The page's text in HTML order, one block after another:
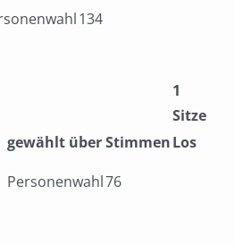
134
1
Sitze
gewählt überStimmenLos
Personenwahl76